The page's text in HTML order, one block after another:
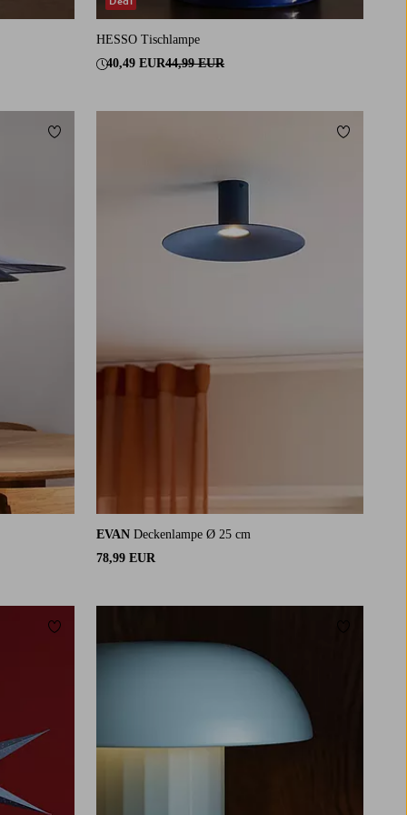
HESSO Tischlampe
40,49 EUR44,99 EUR
Zu Favoriten hinzufügen
EVAN Deckenlampe Ø 25 cm
78,99 EUR
Zu
Zu Favoriten hinzufügen